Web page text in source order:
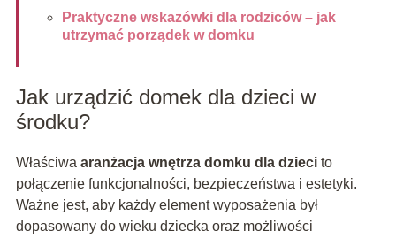
Praktyczne wskazówki dla rodziców – jak
utrzymać porządek w domku
Jak urządzić domek dla dzieci w
środku?
Właściwa aranżacja wnętrza domku dla dziecito
połączenie funkcjonalności, bezpieczeństwa i estetyki.
Ważne jest, aby każdy element wyposażenia był
dopasowany do wieku dziecka oraz możliwości